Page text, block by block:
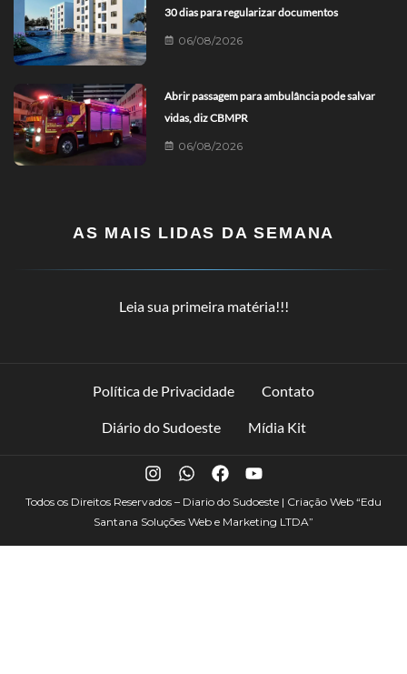
30 dias para regularizar documentos
06/08/2026
Abrir passagem para ambulância pode salvar
vidas, diz CBMPR
06/08/2026
AS MAIS LIDAS DA SEMANA
Leia sua primeira matéria!!!
Política de Privacidade Contato
Diário do Sudoeste Mídia Kit
Todos os Direitos Reservados – Diario do Sudoeste | Criação Web “Edu
Santana Soluções Web e Marketing LTDA”